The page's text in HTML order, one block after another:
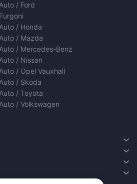
/ Ford
/ Honda
/ Mazda
/ Mercedes-Benz
/ Nissan
/ Opel Vauxhall
/ Skoda
/ Toyota
/ Volkswagen